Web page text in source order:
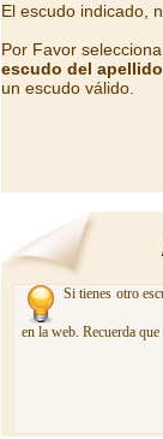
El escudo indicado,
Por Favor
escudo del
un escudo válido.
Si tienes otro
en la web. Recuerda